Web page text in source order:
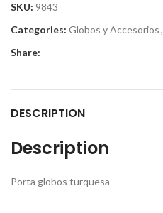
SKU: 9843
Categories: Globos y Accesorios,
Share:
DESCRIPTION
Description
Porta globos turquesa